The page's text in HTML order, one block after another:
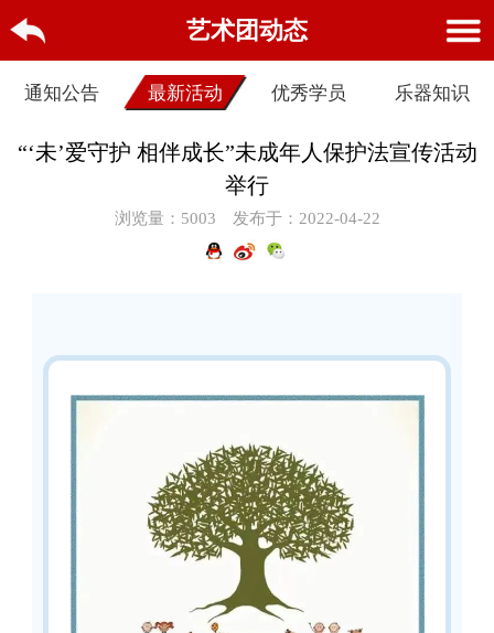
艺术团动态
通知公告 最新活动 优秀学员 乐器知识
“‘未’爱守护 相伴成长”未成年人保护法宣传活动
举行
浏览量：5003 发布于：2022-04-22